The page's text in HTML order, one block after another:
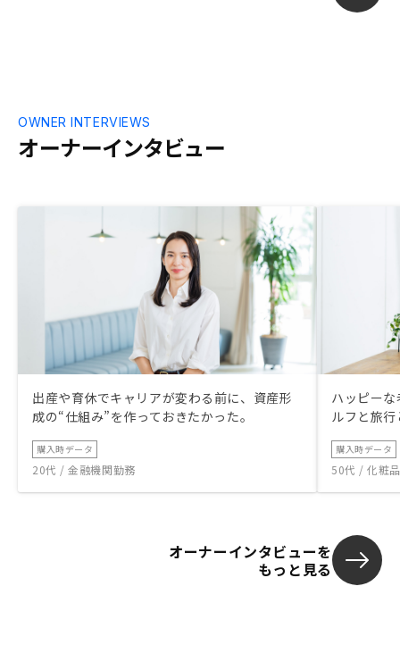
オーナーインタビュー
OWNER INTERVIEWS
出産や育休でキャリアが変わる前に、資産形
成の“仕組み”を作っておきたかった。
購入時データ
20代 / 金融機関勤務
ハッピー
ルフと旅
購入時データ
50代 / 化粧
オーナーインタビューを
もっと見る